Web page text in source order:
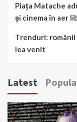
Piața Matache
și cinema în aer
Trenduri: românii
lea venit
Latest